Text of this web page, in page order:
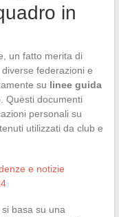
in
un fatto merita di
federazioni e
su linee guida
. Questi documenti
personali su
utilizzati da club e
e notizie
basa su una